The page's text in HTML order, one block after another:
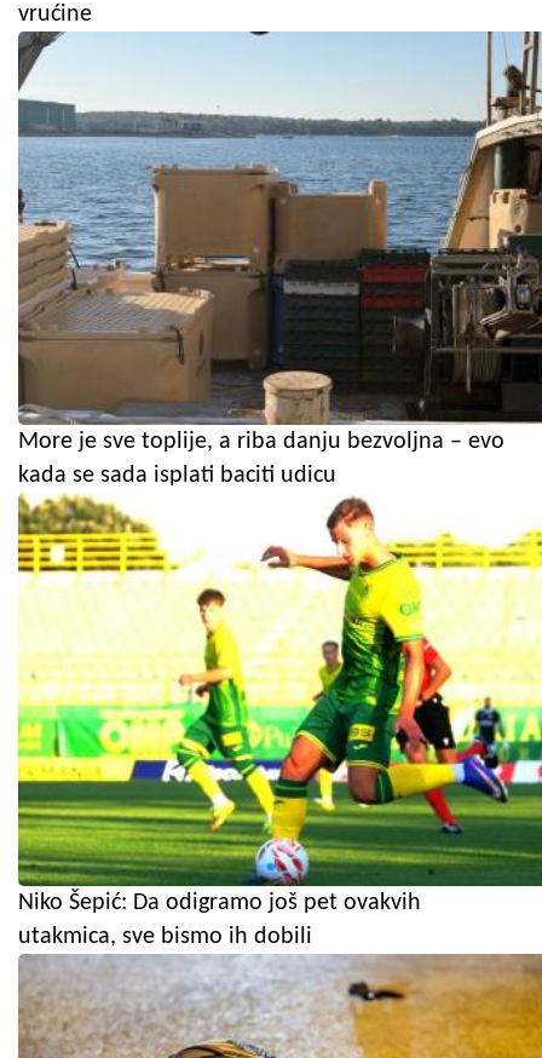
vrućine
More je sve toplije, a riba danju bezvoljna – evo
kada se sada isplati baciti udicu
Niko Šepić: Da odigramo još pet ovakvih
utakmica, sve bismo ih dobili